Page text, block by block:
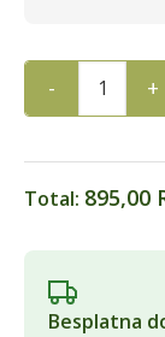
ETERRA
Total: 895,00
Besplatna